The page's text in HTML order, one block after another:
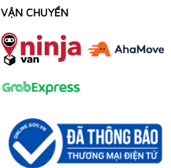
VẬN CHUYỂN